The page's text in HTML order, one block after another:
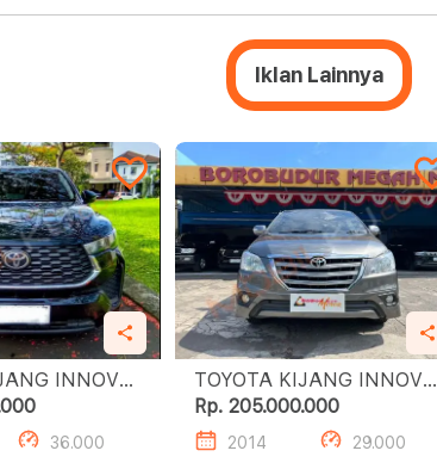
Iklan Lainnya
INNOVA
G HV CVT
36.000
TOYOTA KIJANG INNOVA
2.0 G LUXURY AT
Rp. 205.000.000
2014 29.000